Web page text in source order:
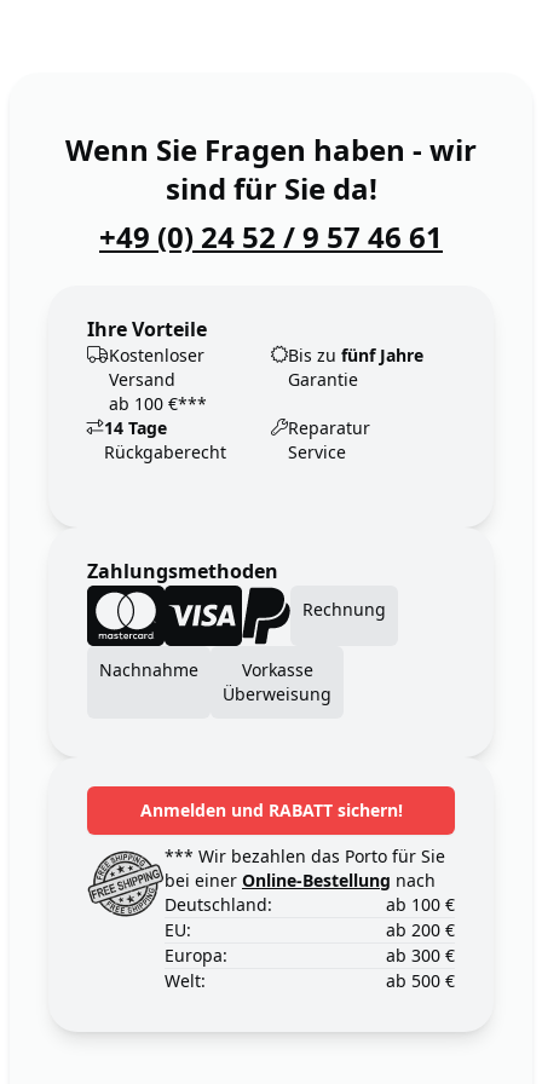
Wenn Sie Fragen haben - wir
sind für Sie da!
+49 (0) 24 52 / 9 57 46 61
Ihre Vorteile
Kostenloser
Versand
ab 100 €***
Bis zu fünf Jahre
Garantie
14 Tage
Rückgaberecht
Reparatur
Service
Zahlungsmethoden
Rechnung
Nachnahme
Vorkasse
Überweisung
Anmelden und RABATT sichern!
*** Wir bezahlen das Porto für Sie
bei einer Online-Bestellung nach
Deutschland:
ab 100 €
EU:
ab 200 €
Europa:
ab 300 €
Welt:
ab 500 €